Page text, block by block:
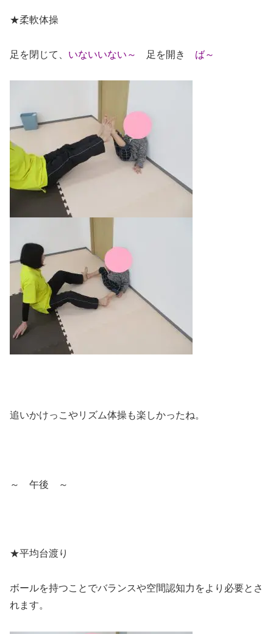
★柔軟体操
足を閉じて、 いないいない～ 足を開き ば～
追いかけっこやリズム体操も楽しかったね。
～ 午後 ～
★平均台渡り
ボールを持つことでバランスや空間認知力をより必要とさ
れます。